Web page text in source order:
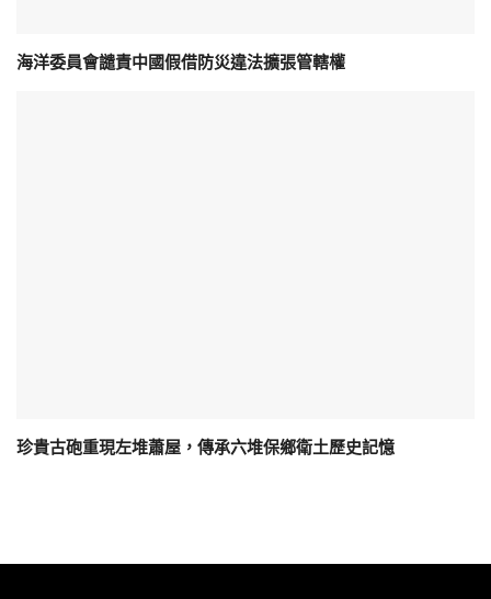
海洋委員會譴責中國假借防災違法擴張管轄權
珍貴古砲重現左堆蕭屋，傳承六堆保鄉衛土歷史記憶